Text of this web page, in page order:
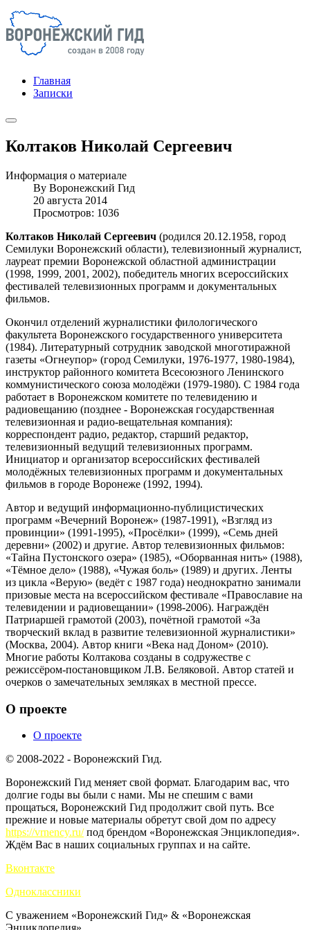
Главная
Записки
Колтаков Николай Сергеевич
Информация о материале
By Воронежский Гид
20 августа 2014
Просмотров: 1036
Колтаков Николай Сергеевич (родился 20.12.1958, город
Семилуки Воронежский области), телевизионный журналист,
лауреат премии Воронежской областной администрации
(1998, 1999, 2001, 2002), победитель многих всероссийских
фестивалей телевизионных программ и документальных
фильмов.
Окончил отделений журналистики филологического
факультета Воронежского государственного университета
(1984). Литературный сотрудник заводской многотиражной
газеты «Огнеупор» (город Семилуки, 1976-1977, 1980-1984),
инструктор районного комитета Всесоюзного Ленинского
коммунистического союза молодёжи (1979-1980). С 1984 года
работает в Воронежском комитете по телевидению и
радиовещанию (позднее - Воронежская государственная
телевизионная и радио-вещательная компания):
корреспондент радио, редактор, старший редактор,
телевизионный ведущий телевизионных программ.
Инициатор и организатор всероссийских фестивалей
молодёжных телевизионных программ и документальных
фильмов в городе Воронеже (1992, 1994).
Автор и ведущий информационно-публицистических
программ «Вечерний Воронеж» (1987-1991), «Взгляд из
провинции» (1991-1995), «Просёлки» (1999), «Семь дней
деревни» (2002) и другие. Автор телевизионных фильмов:
«Тайна Пустонского озера» (1985), «Оборванная нить» (1988),
«Тёмное дело» (1988), «Чужая боль» (1989) и других. Ленты
из цикла «Верую» (ведёт с 1987 года) неоднократно занимали
призовые места на всероссийском фестивале «Православие на
телевидении и радиовещании» (1998-2006). Награждён
Патриаршей грамотой (2003), почётной грамотой «За
творческий вклад в развитие телевизионной журналистики»
(Москва, 2004). Автор книги «Века над Доном» (2010).
Многие работы Колтакова созданы в содружестве с
режиссёром-постановщиком Л.B. Беляковой. Автор статей и
очерков о замечательных земляках в местной прессе.
О проекте
О проекте
© 2008-2022 - Воронежский Гид.
Воронежский Гид меняет свой формат. Благодарим вас, что
долгие годы вы были с нами. Мы не спешим с вами
прощаться, Воронежский Гид продолжит свой путь. Все
прежние и новые материалы обретут свой дом по адресу
https://vrnency.ru/под брендом «Воронежская Энциклопедия».
Ждём Вас в наших социальных группах и на сайте.
Вконтакте
Одноклассники
С уважением «Воронежский Гид» & «Воронежская